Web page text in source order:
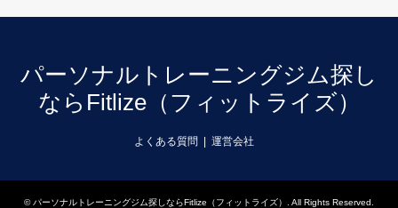
パーソナルトレーニングジム探し
ならFitlize（フィットライズ）
よくある質問 運営会社
© パーソナルトレーニングジム探しならFitlize（フィットライズ） . All Rights Reserved.